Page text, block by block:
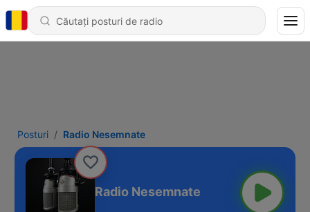
Posturi Radio Nesemnate
Radio Nesemnate